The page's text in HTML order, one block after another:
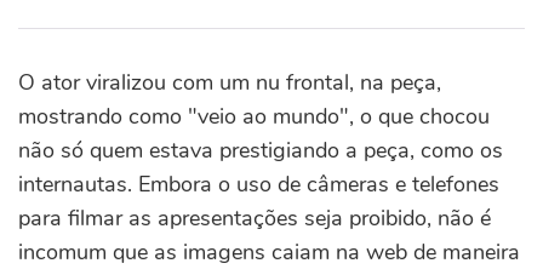
O ator viralizou com um nu frontal, na peça,
mostrando como "veio ao mundo", o que chocou
não só quem estava prestigiando a peça, como os
internautas. Embora o uso de câmeras e telefones
para filmar as apresentações seja proibido, não é
incomum que as imagens caiam na web de maneira